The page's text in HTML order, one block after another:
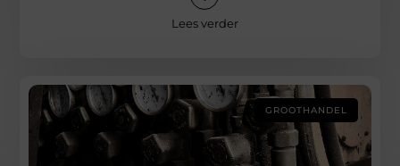
Lees verder
GROOTHANDEL